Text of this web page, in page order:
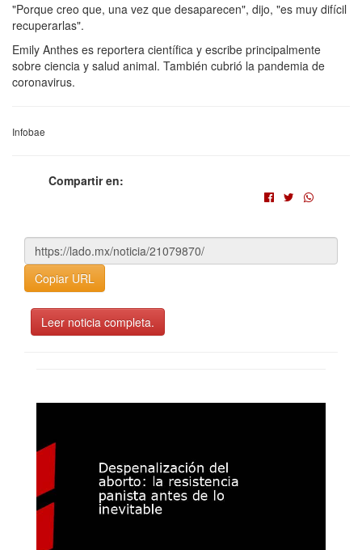
"Porque creo que, una vez que desaparecen", dijo, "es muy difícil
recuperarlas".
Emily Anthes es reportera científica y escribe principalmente
sobre ciencia y salud animal. También cubrió la pandemia de
coronavirus.
Infobae
Compartir en:
Copiar URL
Leer noticia completa.